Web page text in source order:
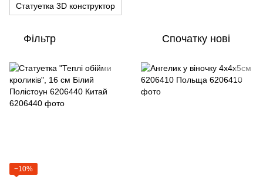
Статуетка 3D конструктор
Фільтр Спочатку нові
−10%